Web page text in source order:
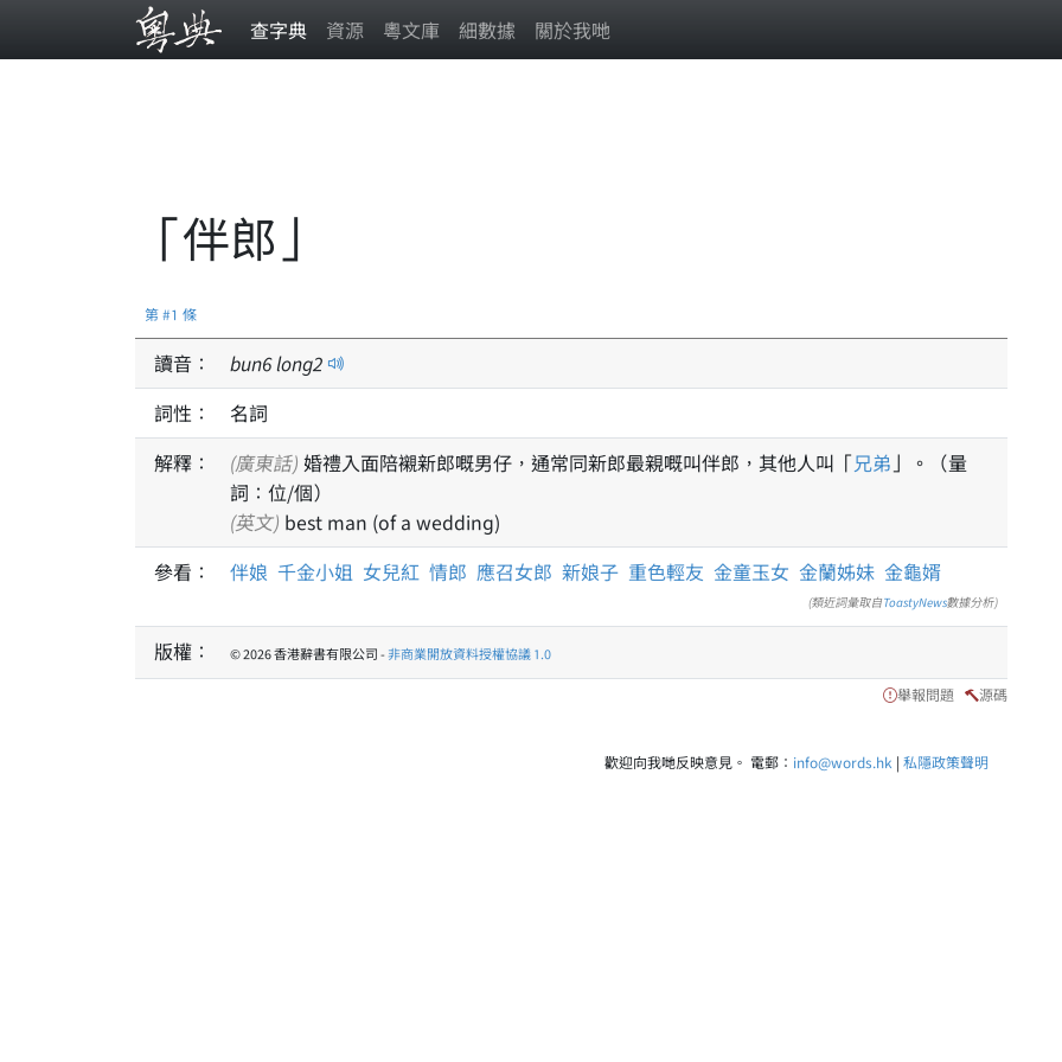
查字典 資源 粵文庫 細數據 關於我哋
「伴郎」
第 #1 條
讀音： bun6long2
詞性：
名詞
解釋：
(廣東話) 婚禮入面陪襯新郎嘅男仔，通常同新郎最親嘅叫伴郎，其他人叫「兄弟 」。（量
詞：位/個）
(英文) best man (of a wedding)
參看：
伴娘 千金小姐 女兒紅 情郎 應召女郎 新娘子 重色輕友 金童玉女 金蘭姊妹 金龜婿
(類近詞彙取自ToastyNews數據分析)
版權： © 2026 香港辭書有限公司 -非商業開放資料授權協議 1.0
舉報問題 源碼
歡迎向我哋反映意見。 電郵： info@words.hk | 私隱政策聲明